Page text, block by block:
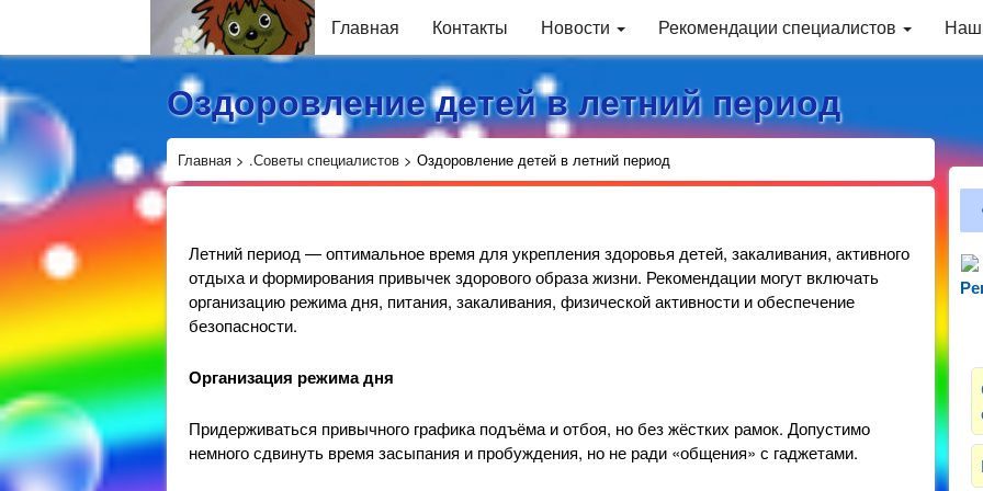
Главная Контакты Новости Рекомендации специалистов
Оздоровление детей в летний период
Главная > .Советы специалистов > Оздоровление детей в летний период
Летний период — оптимальное время для укрепления здоровья детей, закаливания, активного
отдыха и формирования привычек здорового образа жизни. Рекомендации могут включать
организацию режима дня, питания, закаливания, физической активности и обеспечение
безопасности.
Организация режима дня
Придерживаться привычного графика подъёма и отбоя, но без жёстких рамок. Допустимо
немного сдвинуть время засыпания и пробуждения, но не ради «общения» с гаджетами.